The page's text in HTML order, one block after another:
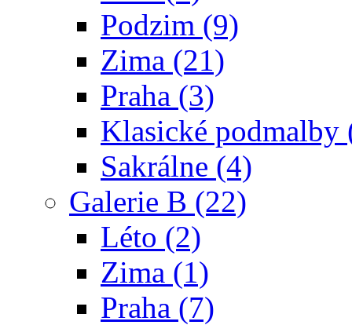
Podzim (9)
Zima (21)
Praha (3)
Klasické podmalby
Sakrálne (4)
Galerie B (22)
Léto (2)
Zima (1)
Praha (7)